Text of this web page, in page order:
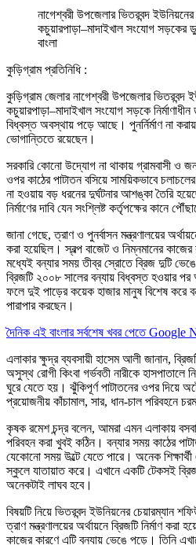
নাগেশ্বরী উপজেলার ভিতরবন্দ
কচুয়ারপাড়া–মাদাইখাল সংযোগ সড়কের
বাংলা
কুড়িগ্রাম প্রতিনিধি :
কুড়িগ্রাম জেলার নাগেশ্বরী উপজেলার ভিতরবন্দ
কচুয়ারপাড়া–মাদাইখাল সংযোগ সড়কে নির্মাণাধীন
বিধ্বস্ত অবস্থায় পড়ে আছে। পুনর্নির্মাণ না
ভোগান্তিতে রয়েছেন।
সরকারি কোনো উদ্যোগ না থাকায় গ্রামবাসী ও
ওপর কাঠের পাটাতন বসিয়ে সাময়িকভাবে
না হওয়ায় বড় ধরনের দুর্ঘটনার আশঙ্কা তৈরি
নির্মাণের দাবি যেন সংশ্লিষ্ট কর্তৃপক্ষের কানে
জানা গেছে, ত্রাণ ও পুনর্বাসন মন্ত্রণালয়ের
করা হয়েছিল। স্বল্প বাজেট ও নিম্নমানের কাজের
মধ্যেই বন্যার সময় তীব্র স্রোতে ব্রিজ দুটি
ব্রিজটি ২০০৮ সালের বন্যায় বিধ্বস্ত হওয়ার
ফলে দুই পাড়ের কয়েক হাজার মানুষ বিশেষ করে
পারাপার করছেন।
দৈনিক এই বাংলার সর্বশেষ খবর পেতে
এলাকার ক্ষুদ্র ব্যবসায়ী হাসেম আলী জানান,
অসুস্থ রোগী কিংবা গর্ভবতী নারীকে হাসপাতালে
ঘুরে যেতে হয়। ঝুঁকিপূর্ণ পাটাতনের ওপর দিয়ে
প্রয়োজনীয় কাঁচামাল, সার, ধান-চাল পরিবহনে
কৃষক রমেশ চন্দ্র বলেন, আমরা এমন এলাকায়
পরিবহন করা খুবই কঠিন। বন্যার সময় কাঠের
যেকোনো সময় উল্টে যেতে পারে। অনেক
স্কুলে যাতায়াত করে। এখানে একটি টেকসই
অনেকটাই লাঘব হবে।
বিষয়টি নিয়ে ভিতরবন্দ ইউনিয়নের
ত্রাণ মন্ত্রণালয়ের অর্থায়নে ব্রিজটি নির্মাণ করা
কাজের কারণে এটি বন্যায় ভেঙে পড়ে। তিনি